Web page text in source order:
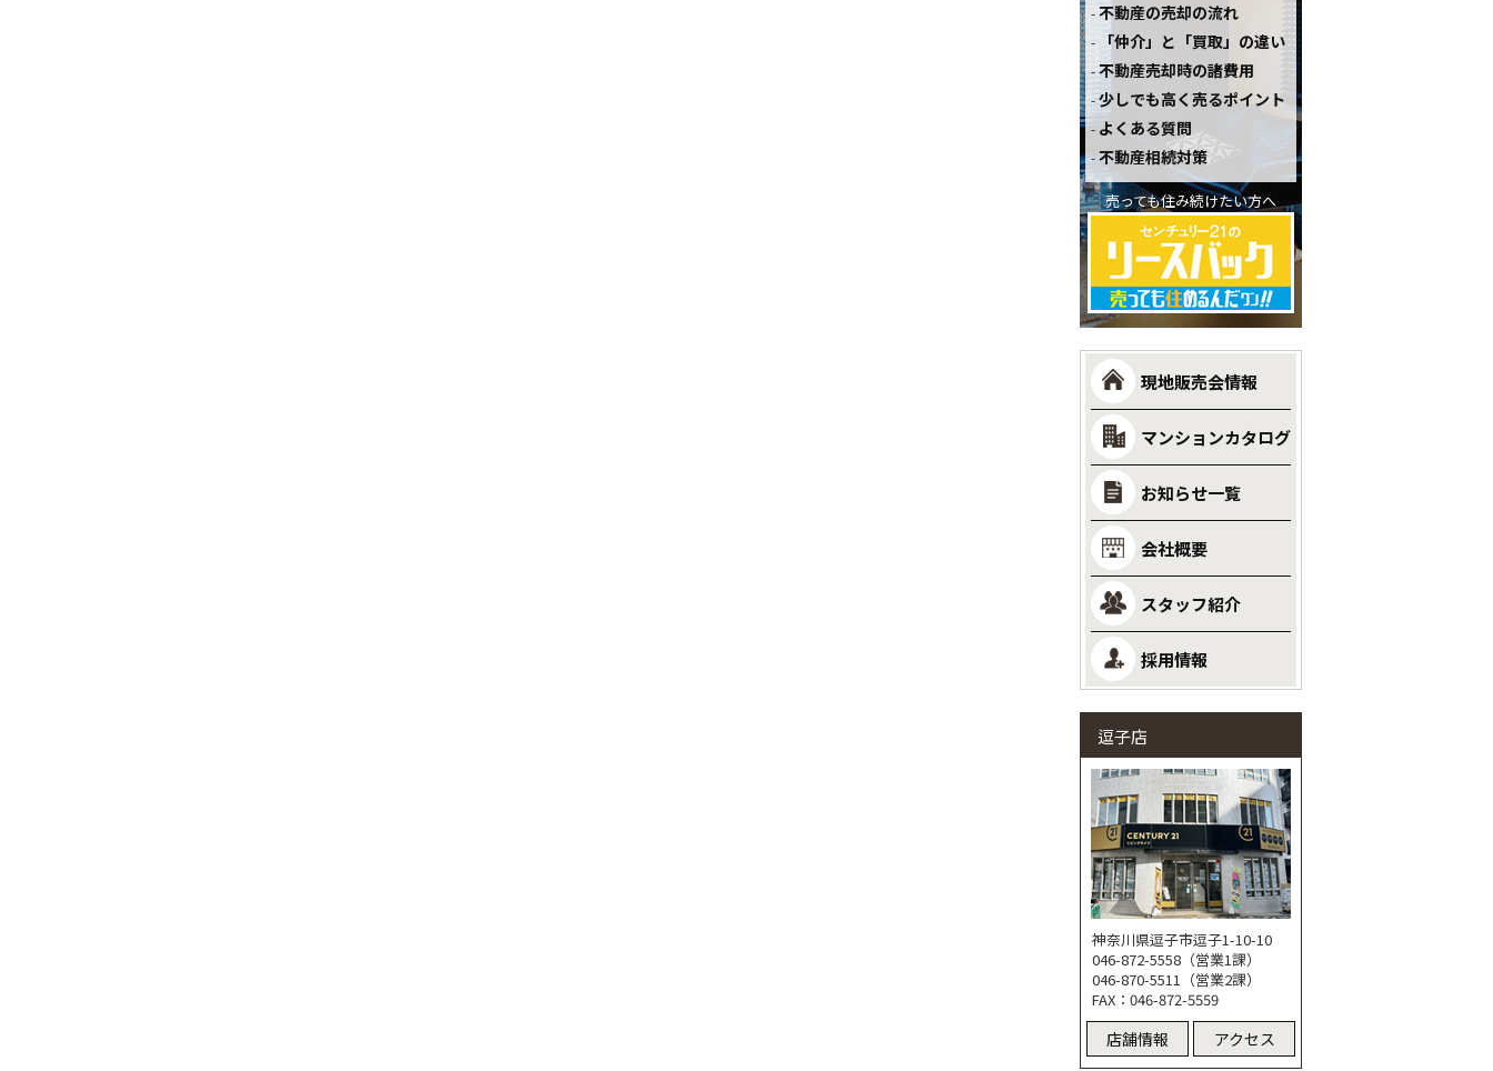
不動産の売却の流れ
「仲介」と「買取」の違い
不動産売却時の諸費用
少しでも高く売るポイント
よくある質問
不動産相続対策
売っても住み続けたい方へ
現地販売会情報
マンションカタログ
お知らせ一覧
会社概要
スタッフ紹介
採用情報
逗子店
神奈川県逗子市逗子1-10-10
046-872-5558（営業1課）
046-870-5511（営業2課）
FAX：046-872-5559
店舗情報 アクセス